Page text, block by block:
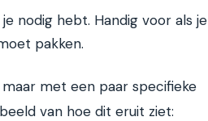
nodig hebt. Handig voor als je
pakken.
met een paar specifieke
van hoe dit eruit ziet: